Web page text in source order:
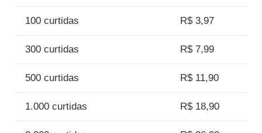
100 curtidas R$ 3,97
300 curtidas R$ 7,99
500 curtidas R$ 11,90
1.000 curtidas R$ 18,90